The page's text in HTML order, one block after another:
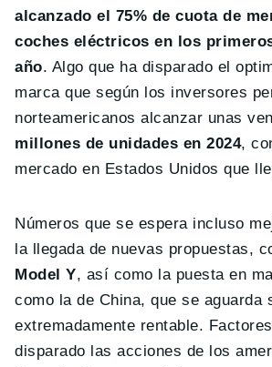
alcanzado el 75% de cuota de
coches eléctricos en los
año. Algo que ha disparado el
marca que según los inversores
norteamericanos alcanzar unas
millones de unidades en 2024,
mercado en Estados Unidos que
Números que se espera incluso
la llegada de nuevas propuestas,
Model Y, así como la puesta en
como la de China, que se aguarda
extremadamente rentable.
disparado las acciones de los